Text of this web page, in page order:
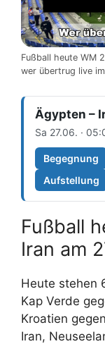
Fußball heute WM
wer übertrug live
Ägypten –
Sa 27.06. ·
Begegnung
Aufstellung
Fußball
Iran am
Heute stehen
Kap Verde
Kroatien
Iran,